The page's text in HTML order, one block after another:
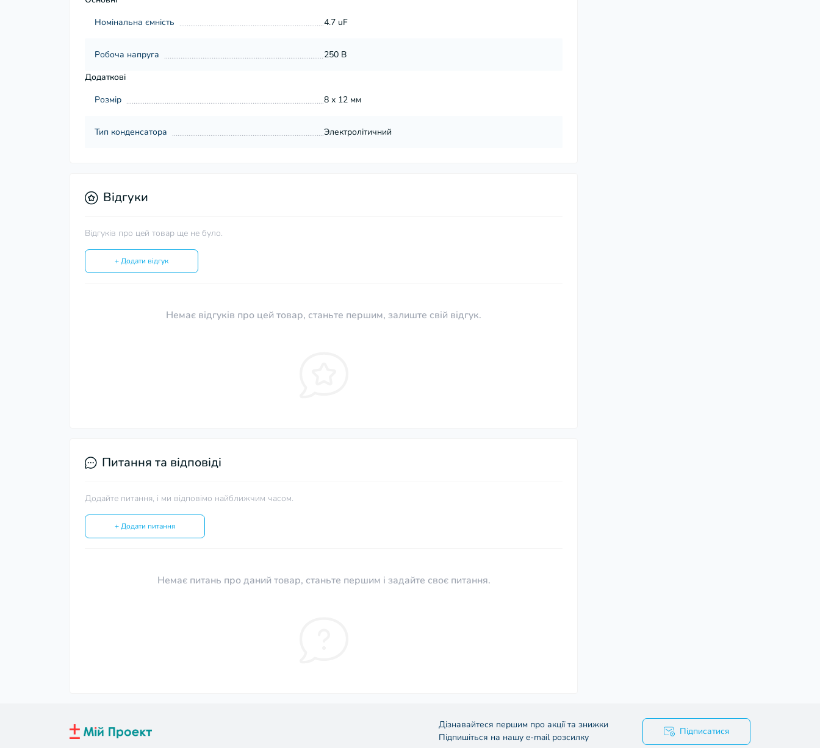
Номінальна ємність
4.7 uF
Робоча напруга
250 В
Додаткові
Розмір
8 х 12 мм
Тип конденсатора Электролітичний
Відгуки
Відгуків про цей товар ще не було.
+ Додати відгук
Немає відгуків про цей товар, станьте першим, залиште свій відгук.
Питання та відповіді
Додайте питання, і ми відповімо найближчим часом.
+ Додати питання
Немає питань про даний товар, станьте першим і задайте своє питання.
Дізнавайтеся першим про акції та знижки
Підпишіться на нашу e-mail розсилку
Підписатися